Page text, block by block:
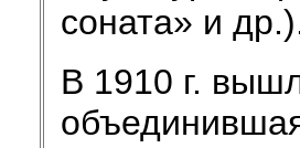
соната» и
В 1910 г.